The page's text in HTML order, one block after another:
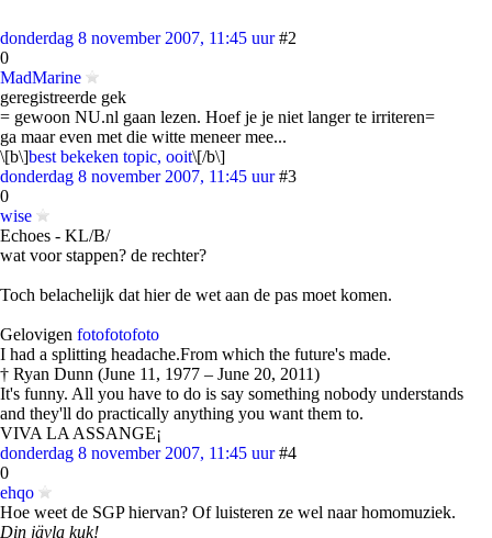
donderdag 8 november 2007, 11:45 uur #2
0
MadMarine
geregistreerde gek
= gewoon NU.nl gaan lezen. Hoef je je niet langer te irriteren=
ga maar even met die witte meneer mee...
\[b\]best bekeken topic, ooit\[/b\]
donderdag 8 november 2007, 11:45 uur #3
0
wise
Echoes - KL/B/
wat voor stappen? de rechter?
Toch belachelijk dat hier de wet aan de pas moet komen.
Gelovigen fotofotofoto
I had a splitting headache.From which the future's made.
† Ryan Dunn (June 11, 1977 – June 20, 2011)
It's funny. All you have to do is say something nobody understands
and they'll do practically anything you want them to.
VIVA LA ASSANGE¡
donderdag 8 november 2007, 11:45 uur #4
0
ehqo
Hoe weet de SGP hiervan? Of luisteren ze wel naar homomuziek.
Din jävla kuk!